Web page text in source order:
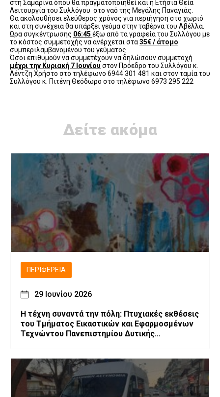
στη Σαμαρίνα όπου θα πραγματοποιηθεί και η Ετήσια Θεία
Λειτουργία του Συλλόγου στο ναό της Μεγάλης Παναγιάς.
Θα ακολουθήσει ελεύθερος χρόνος για περιήγηση στο χωριό
και στη συνέχεια θα υπάρξει γεύμα στην ταβέρνα του Αβέλλα.
Ώρα συγκέντρωσης 06:45 έξω από τα γραφεία του Συλλόγου με
το κόστος συμμετοχής να ανέρχεται στα35€ / άτομο
συμπεριλαμβανομένου του γεύματος.
Όσοι επιθυμούν να συμμετέχουν να δηλώσουν συμμετοχή
μέχρι την Κυριακή 7 Ιουνίου στον Πρόεδρο του Συλλόγου κ.
Λέντζη Χρήστο στο τηλέφωνο 6944 301 481 και στον ταμία του
Συλλόγου κ. Πιτένη Θεόδωρο στο τηλέφωνο 6973 295 222
Δείτε ακόμα
ΠΕΡΙΦΈΡΕΙΑ
29 Ιουνίου 2026
Η τέχνη συναντά την πόλη: Πτυχιακές εκθέσεις
του Τμήματος Εικαστικών και Εφαρμοσμένων
Τεχνώντου Πανεπιστημίου Δυτικής